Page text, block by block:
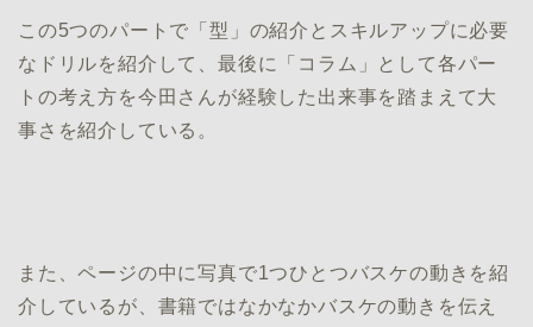
この5つのパートで「型」の紹介とスキルアップに必要
なドリルを紹介して、最後に「コラム」として各パー
トの考え方を今田さんが経験した出来事を踏まえて大
事さを紹介している。
また、ページの中に写真で1つひとつバスケの動きを紹
介しているが、書籍ではなかなかバスケの動きを伝え